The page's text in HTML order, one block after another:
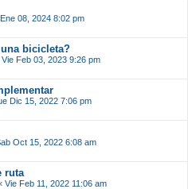
08, 2024 8:02 pm
bicicleta?
Vie Feb 03, 2023 9:26 pm
Dic 15, 2022 7:06 pm
Oct 15, 2022 6:08 am
ruta
Vie Feb 11, 2022 11:06 am